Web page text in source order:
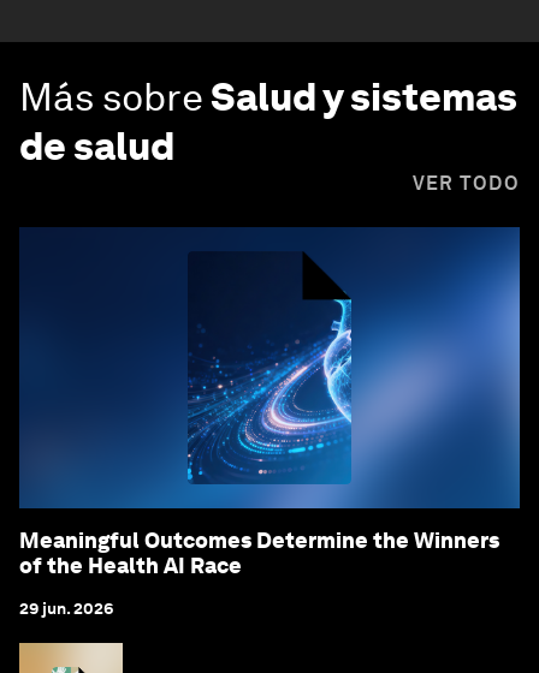
Más sobreSalud y sistemas
de salud
VER TODO
Meaningful Outcomes Determine the Winners
of the Health AI Race
29 jun. 2026